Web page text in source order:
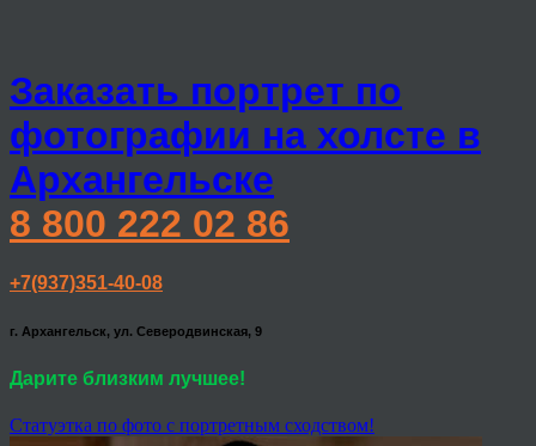
Заказать портрет по
фотографии на холсте в
Архангельске
8 800 222 02 86
+7(937)351-40-08
г. Архангельск, ул. Северодвинская, 9
Дарите близким лучшее!
Статуэтка по фото с портретным сходством!